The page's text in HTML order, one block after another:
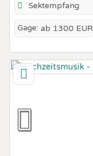
Sektempfang
Gage: ab 1300 EUR